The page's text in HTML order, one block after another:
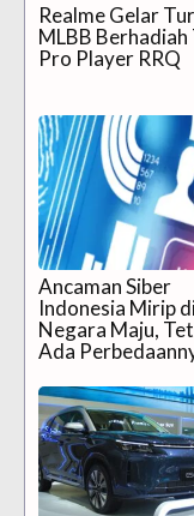
Realme Gelar
MLBB Berhadiah
Pro Player RRQ
Ancaman Siber
Indonesia Mirip
Negara Maju,
Ada